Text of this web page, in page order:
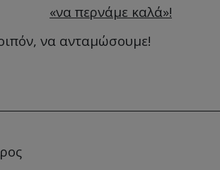
«να περνάμε καλά»!
να ανταμώσουμε!
το Δ.Σ.